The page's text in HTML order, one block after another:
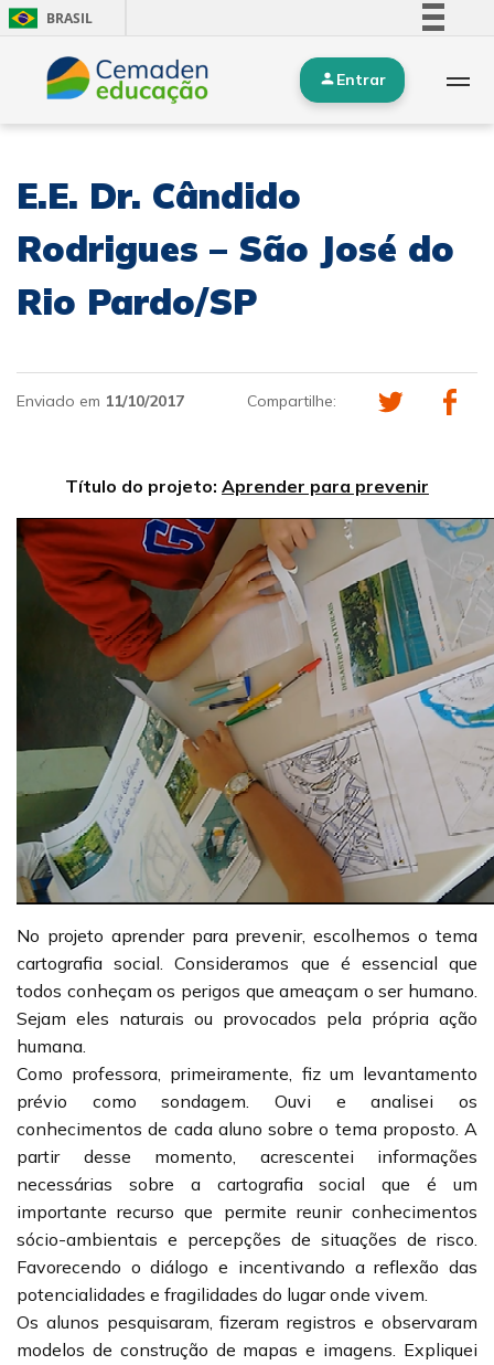
BRASIL
Simplifique!
Comunica BR
Entrar
E.E. Dr. Cândido
Rodrigues – São José do
Rio Pardo/SP
Enviado em 11/10/2017 Compartilhe:
Título do projeto: Aprender para prevenir
No projeto aprender para prevenir, escolhemos o tema
cartografia social. Consideramos que é essencial que
todos conheçam os perigos que ameaçam o ser humano.
Sejam eles naturais ou provocados pela própria ação
humana.
Como professora, primeiramente, fiz um levantamento
prévio como sondagem. Ouvi e analisei os
conhecimentos de cada aluno sobre o tema proposto. A
partir desse momento, acrescentei informações
necessárias sobre a cartografia social que é um
importante recurso que permite reunir conhecimentos
sócio-ambientais e percepções de situações de risco.
Favorecendo o diálogo e incentivando a reflexão das
potencialidades e fragilidades do lugar onde vivem.
Os alunos pesquisaram, fizeram registros e observaram
modelos de construção de mapas e imagens. Expliquei